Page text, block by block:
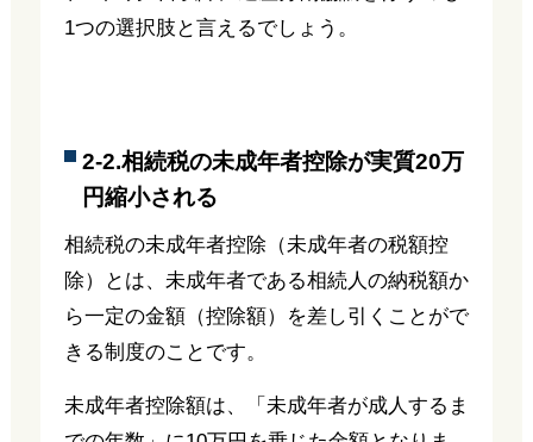
1つの選択肢と言えるでしょう。
2-2.相続税の未成年者控除が実質20万
円縮小される
相続税の未成年者控除（未成年者の税額控
除）とは、未成年者である相続人の納税額か
ら一定の金額（控除額）を差し引くことがで
きる制度のことです。
未成年者控除額は、「未成年者が成人するま